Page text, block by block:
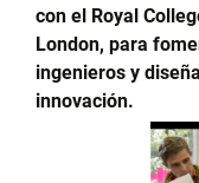
con el Royal
London, para
ingenieros y
innovación.